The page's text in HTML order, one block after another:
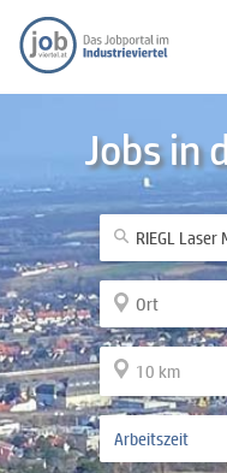
Jobs in